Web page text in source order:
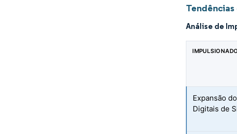
Análise de
Expansão
Digitais de